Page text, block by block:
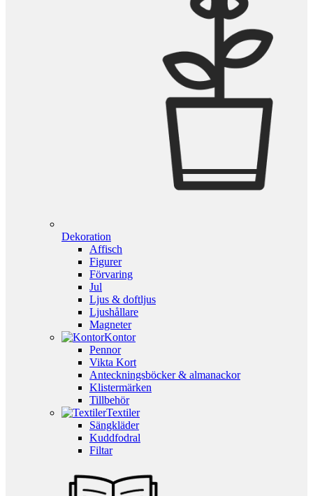
Dekoration
Affisch
Figurer
Förvaring
Jul
Ljus & doftljus
Ljushållare
Magneter
Kontor
Pennor
Vikta Kort
Anteckningsböcker & almanackor
Klistermärken
Tillbehör
Textiler
Sängkläder
Kuddfodral
Filtar